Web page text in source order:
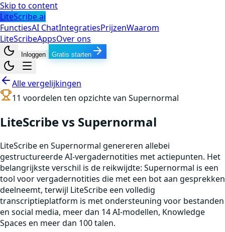
Skip to content
LiteScribe.ai
FunctiesAI ChatIntegratiesPrijzenWaarom
LiteScribeAppsOver ons
Inloggen Gratis starten
Alle vergelijkingen
11 voordelen ten opzichte van Supernormal
LiteScribe vs Supernormal
LiteScribe en Supernormal genereren allebei
gestructureerde AI-vergadernotities met actiepunten. Het
belangrijkste verschil is de reikwijdte: Supernormal is een
tool voor vergadernotities die met een bot aan gesprekken
deelneemt, terwijl LiteScribe een volledig
transcriptieplatform is met ondersteuning voor bestanden
en social media, meer dan 14 AI-modellen, Knowledge
Spaces en meer dan 100 talen.